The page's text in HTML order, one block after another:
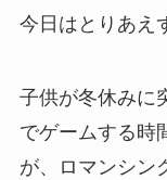
今日はとりあえ
子供が冬休みに
でゲームする時
が、ロマンシン